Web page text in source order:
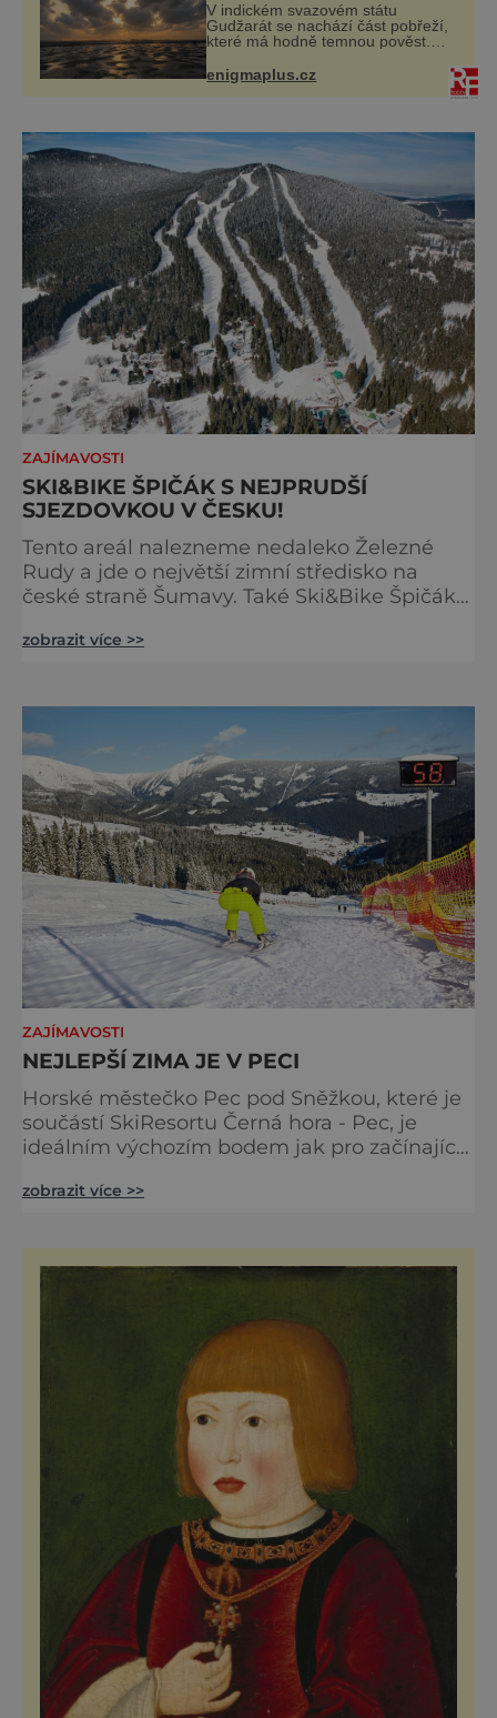
V indickém svazovém státu
Gudžarát se nachází část pobřeží,
které má hodně temnou pověst.
této pláže. Proč má pláž takové
netypické zbarvení? Nakolik jsou
enigmaplus.cz
ZAJÍMAVOSTI
SKI&BIKE ŠPIČÁK S NEJPRUDŠÍ
SJEZDOVKOU V ČESKU!
Tento areál nalezneme nedaleko Železné
Rudy a jde o největší zimní středisko na
české straně Šumavy. Také Ski&Bike Špičák
ČR. Nachází se zde i nejprudší sjezdovka v
samostatný areál pro děti a začátečníky.
Vedle Šance
zobrazit více >>
ZAJÍMAVOSTI
NEJLEPŠÍ ZIMA JE V PECI
Horské městečko Pec pod Sněžkou, které je
součástí SkiResortu Černá hora - Pec, je
ideálním výchozím bodem jak pro začínající,
se SkiResortem totiž pravidelně investují do
spokojení a rádi se sem vraceli. Důkazem je i
slevový program"Karta hosta", díky kterému
zobrazit více >>